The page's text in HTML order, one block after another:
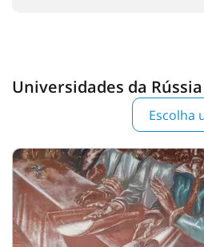
Universidades da Rússia
Escolha